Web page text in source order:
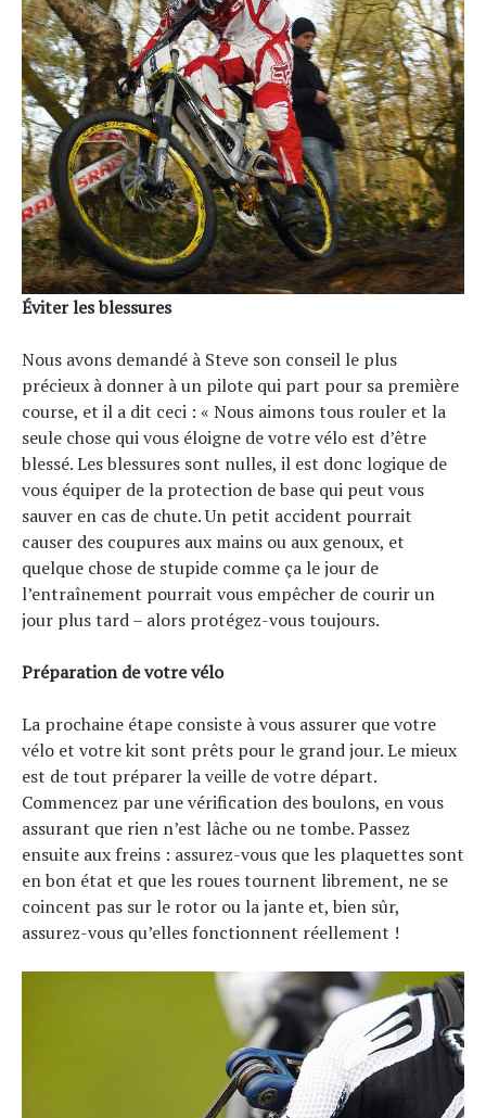
Éviter les blessures
Nous avons demandé à Steve son conseil le plus
précieux à donner à un pilote qui part pour sa première
course, et il a dit ceci : « Nous aimons tous rouler et la
seule chose qui vous éloigne de votre vélo est d’être
blessé. Les blessures sont nulles, il est donc logique de
vous équiper de la protection de base qui peut vous
sauver en cas de chute. Un petit accident pourrait
causer des coupures aux mains ou aux genoux, et
quelque chose de stupide comme ça le jour de
l’entraînement pourrait vous empêcher de courir un
jour plus tard – alors protégez-vous toujours.
Préparation de votre vélo
La prochaine étape consiste à vous assurer que votre
vélo et votre kit sont prêts pour le grand jour. Le mieux
est de tout préparer la veille de votre départ.
Commencez par une vérification des boulons, en vous
assurant que rien n’est lâche ou ne tombe. Passez
ensuite aux freins : assurez-vous que les plaquettes sont
en bon état et que les roues tournent librement, ne se
coincent pas sur le rotor ou la jante et, bien sûr,
assurez-vous qu’elles fonctionnent réellement !